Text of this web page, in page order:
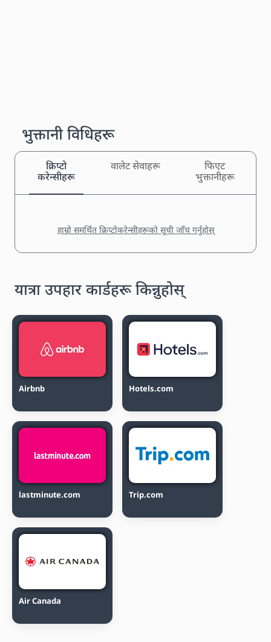
भुक्तानी विधिहरू
क्रिप्टो
करेन्सीहरू
वालेट सेवाहरू
फिएट
भुक्तानीहरू
हाम्रो समर्थित क्रिप्टोकरेन्सीहरूको सूची जाँच गर्नुहोस्
यात्रा उपहार कार्डहरू किन्नुहोस्
Airbnb Hotels.com
lastminute.com Trip.com
Air Canada